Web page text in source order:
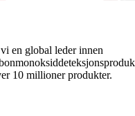
en global leder innen
10 millioner produkter.